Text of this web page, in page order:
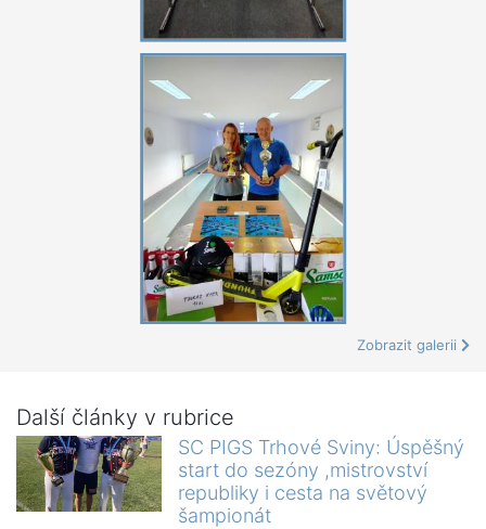
Zobrazit galerii
Další články v rubrice
SC PIGS Trhové Sviny: Úspěšný
start do sezóny ,mistrovství
republiky i cesta na světový
šampionát